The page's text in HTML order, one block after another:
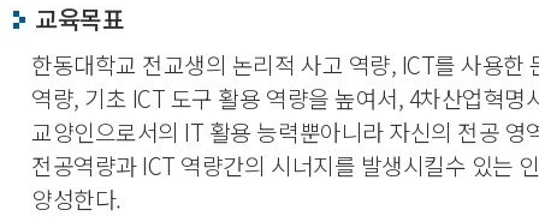
교육목표
한동대학교 전교생의 논리적 사고 역량, ICT를 사용한
역량, 기초 ICT 도구 활용 역량을 높여서, 4차산업혁명
교양인으로서의 IT 활용 능력뿐아니라 자신의 전공 영
전공역량과 ICT 역량간의 시너지를 발생시킬수 있는
양성한다.